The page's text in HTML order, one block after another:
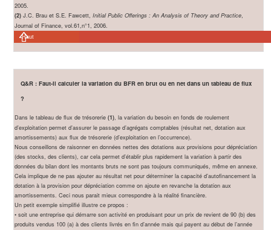
2005.
(2) J.C. Brau et S.E. Fawcett, Initial Public Offerings : An Analysis of Theory and Practice
Journal of Finance, vol.61,n°1, 2006.
Haut
Q&R : Faut-il calculer la variation du BFR en brut ou en net dans un tableau de flux
?
Dans le tableau de flux de trésorerie (1) , la variation du besoin en fonds de roulement
d’exploitation permet d’assurer le passage d’agrégats comptables (résultat net, dotation aux
amortissements) aux flux de trésorerie (d’exploitation en l’occurrence).
Nous conseillons de raisonner en données nettes des dotations aux provisions pour dépréciation
(des stocks, des clients), car cela permet d’établir plus rapidement la variation à partir des
données du bilan dont les montants bruts ne sont pas toujours communiqués, même en annexe.
Cela implique de ne pas ajouter au résultat net pour déterminer la capacité d’autofinancement la
dotation à la provision pour dépréciation comme on ajoute en revanche la dotation aux
amortissements. Ceci nous parait mieux correspondre à la réalité financière.
Un petit exemple simplifié illustre ce propos :
• soit une entreprise qui démarre son activité en produisant pour un prix de revient de 90 (b) des
produits vendus 100 (a) à des clients livrés en fin d’année mais qui payent au début de l’année